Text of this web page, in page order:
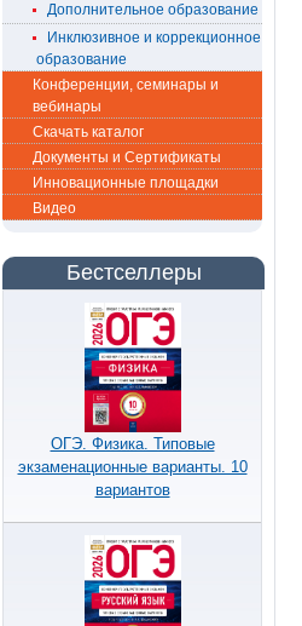
Дополнительное образование
Инклюзивное и коррекционное
образование
Конференции, семинары и
вебинары
Скачать каталог
Документы и Сертификаты
Инновационные площадки
Видео
Бестселлеры
ОГЭ. Физика. Типовые
экзаменационные варианты. 10
вариантов